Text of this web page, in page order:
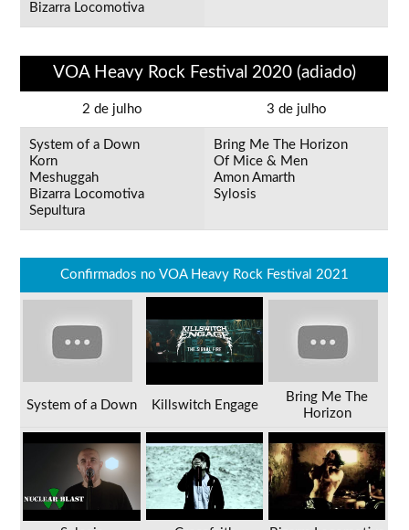
Bizarra Locomotiva
VOA Heavy Rock Festival 2020 (adiado)
2 de julho 3 de julho
System of a Down
Korn
Meshuggah
Bizarra Locomotiva
Sepultura
Bring Me The Horizon
Of Mice & Men
Amon Amarth
Sylosis
Confirmados no VOA Heavy Rock Festival 2021
System of a Down Killswitch Engage
Bring Me The
Horizon